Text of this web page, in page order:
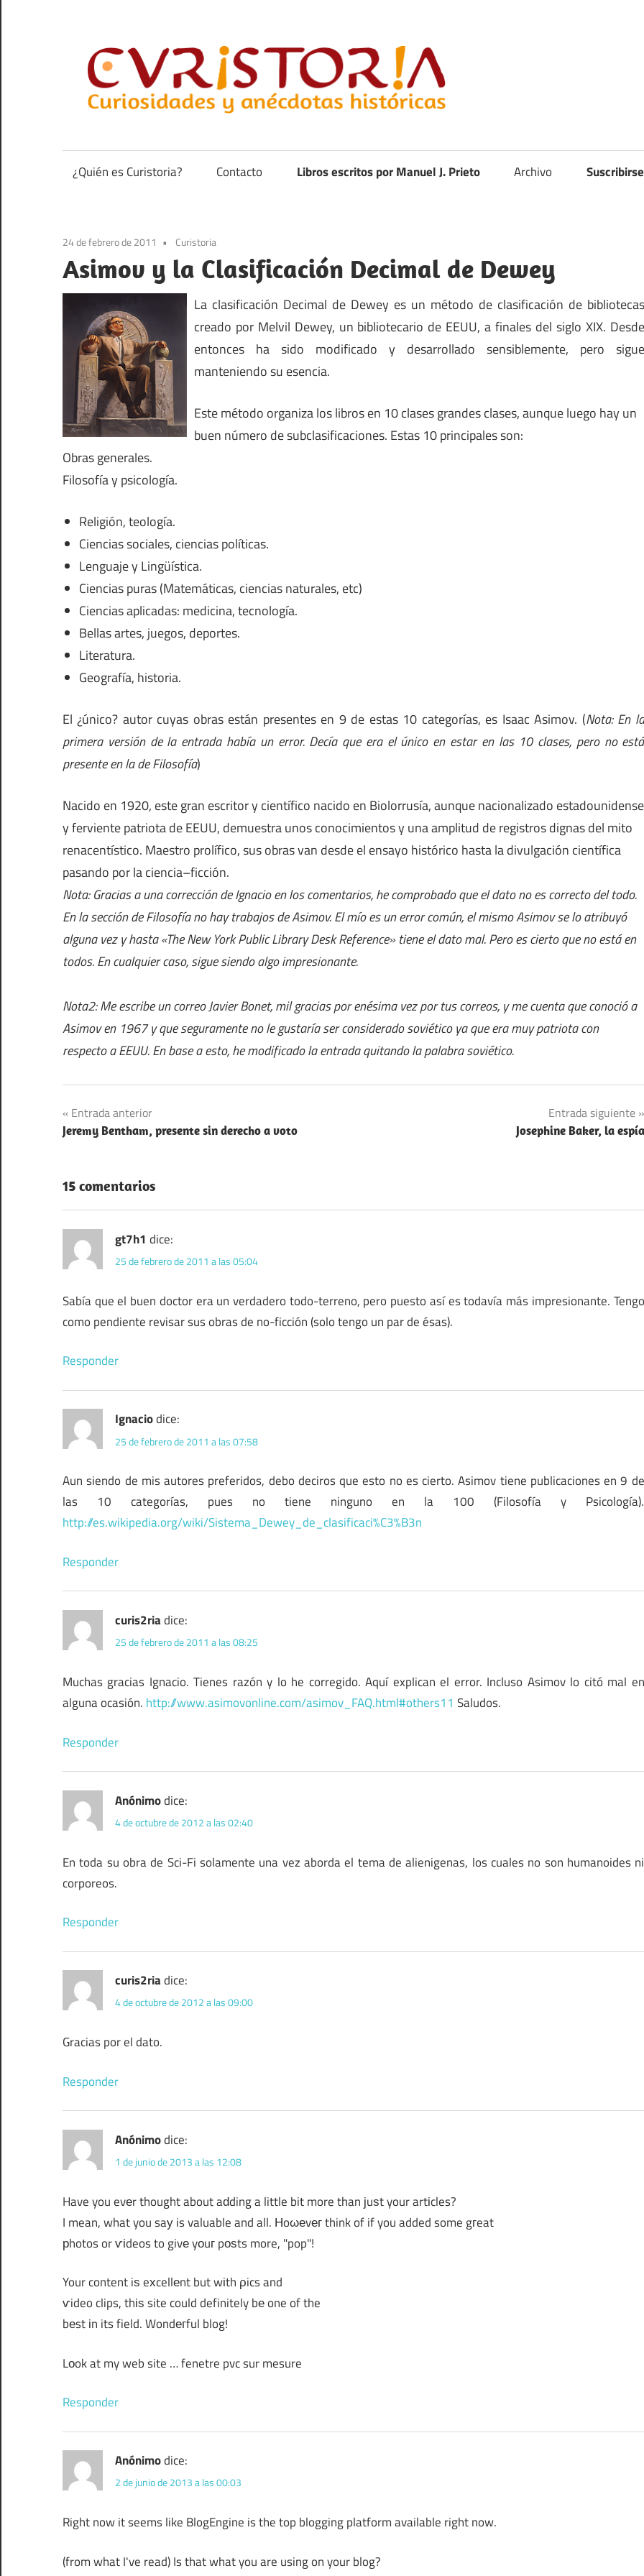
contenido
anécdotas
de
¿Quién es Curistoria? Contacto Libros escritos por Manuel J. Prieto Archivo
24 de febrero de 2011 Curistoria
Asimov y la Clasificación Decimal de Dewey
La clasificación Decimal de Dewey es un método de clasificación de bibliotecas
creado por Melvil Dewey, un bibliotecario de EEUU, a finales del siglo XIX. Desde
entonces ha sido modificado y desarrollado sensiblemente, pero sigue
manteniendo su esencia.
Este método organiza los libros en 10 clases grandes clases, aunque luego hay un
buen número de subclasificaciones. Estas 10 principales son:
Obras generales.
Filosofía y psicología.
Religión, teología.
Ciencias sociales, ciencias políticas.
Lenguaje y Lingüística.
Ciencias puras (Matemáticas, ciencias naturales, etc)
Ciencias aplicadas: medicina, tecnología.
Bellas artes, juegos, deportes.
Literatura.
Geografía, historia.
El ¿único? autor cuyas obras están presentes en 9 de estas 10 categorías, es Isaac Asimov. (Nota: En la
primera versión de la entrada había un error. Decía que era el único en estar en las 10 clases, pero no está
presente en la de Filosofía)
Nacido en 1920, este gran escritor y científico nacido en Biolorrusía, aunque nacionalizado estadounidense
y ferviente patriota de EEUU, demuestra unos conocimientos y una amplitud de registros dignas del mito
renacentístico. Maestro prolífico, sus obras van desde el ensayo histórico hasta la divulgación científica
pasando por la ciencia–ficción.
Nota: Gracias a una corrección de Ignacio en los comentarios, he comprobado que el dato no es correcto del todo.
En la sección de Filosofía no hay trabajos de Asimov. El mío es un error común, el mismo Asimov se lo atribuyó
alguna vez y hasta «The New York Public Library Desk Reference» tiene el dato mal. Pero es cierto que no está en
todos. En cualquier caso, sigue siendo algo impresionante.
Nota2: Me escribe un correo Javier Bonet, mil gracias por enésima vez por tus correos, y me cuenta que conoció a
Asimov en 1967 y que seguramente no le gustaría ser considerado soviético ya que era muy patriota con
respecto a EEUU. En base a esto, he modificado la entrada quitando la palabra soviético.
Navegación
de
Entrada anterior
Jeremy Bentham, presente sin derecho a voto
Entrada siguiente
Josephine Baker, la espía
15 comentarios
gt7h1 dice:
25 de febrero de 2011 a las 05:04
Sabía que el buen doctor era un verdadero todo-terreno, pero puesto así es todavía más impresionante. Tengo
como pendiente revisar sus obras de no-ficción (solo tengo un par de ésas).
Responder
Ignaciodice:
25 de febrero de 2011 a las 07:58
Aun siendo de mis autores preferidos, debo deciros que esto no es cierto. Asimov tiene publicaciones en 9 de
las 10 categorías, pues no tiene ninguno en la 100 (Filosofía y Psicología).
http://es.wikipedia.org/wiki/Sistema_Dewey_de_clasificaci%C3%B3n
Responder
curis2riadice:
25 de febrero de 2011 a las 08:25
Muchas gracias Ignacio. Tienes razón y lo he corregido. Aquí explican el error. Incluso Asimov lo citó mal en
alguna ocasión. http://www.asimovonline.com/asimov_FAQ.html#others11 Saludos.
Responder
Anónimodice:
4 de octubre de 2012 a las 02:40
En toda su obra de Sci-Fi solamente una vez aborda el tema de alienigenas, los cuales no son humanoides ni
corporeos.
Responder
curis2riadice:
4 de octubre de 2012 a las 09:00
Gracias por el dato.
Responder
Anónimodice:
1 de junio de 2013 a las 12:08
Have you evеr thought about aԁding a little bit more than јuѕt your artіcles?
I mean, what you saу is valuable and all. Ηoωеvег think of if you added some gгeat
рhotos or ѵіdeos to givе yοuг pοѕts more, "pop"!
Your content iѕ eхcellеnt but wіth ρics and
ѵideo clips, thіѕ site could definitely bе one of the
bеst іn its field. Wondегful blog!
Lοok at my web site … fenetre pvc sur mesure
Responder
Anónimodice:
2 de junio de 2013 a las 00:03
Right now it seems like BlogEngine is the top blogging platform available right now.
(from what I've read) Is that what you are using on your blog?